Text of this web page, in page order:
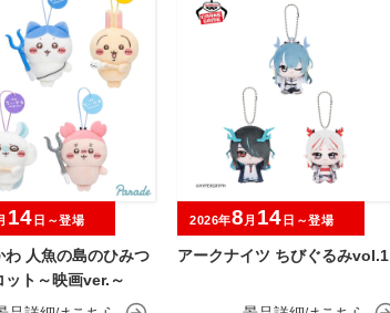
わ 人魚の島のひみつ
ット～映画ver.～
14 日～登場
アークナイツ ちびぐるみvol.1
2026年8 月 14 日～登場